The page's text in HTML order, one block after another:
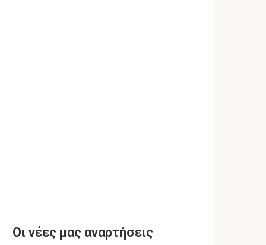
Οι νέες μας αναρτήσεις